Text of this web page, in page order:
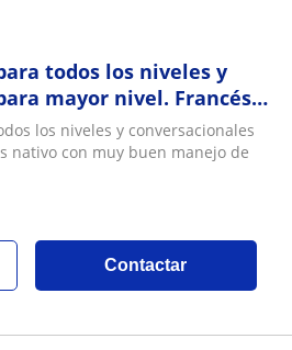
todos los niveles y
mayor nivel. Francés
manejo de ambos
los niveles y conversacionales
nativo con muy buen manejo de
Contactar